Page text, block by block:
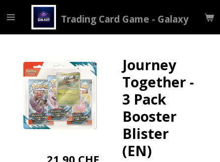
Hauptinhalt
springen
Trading Card Game - Galaxy
Journey
Together -
3 Pack
Booster
Blister
(EN)